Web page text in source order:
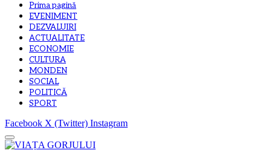
Prima pagină
EVENIMENT
DEZVALUIRI
ACTUALITATE
ECONOMIE
CULTURA
MONDEN
SOCIAL
POLITICĂ
SPORT
Facebook X (Twitter) Instagram